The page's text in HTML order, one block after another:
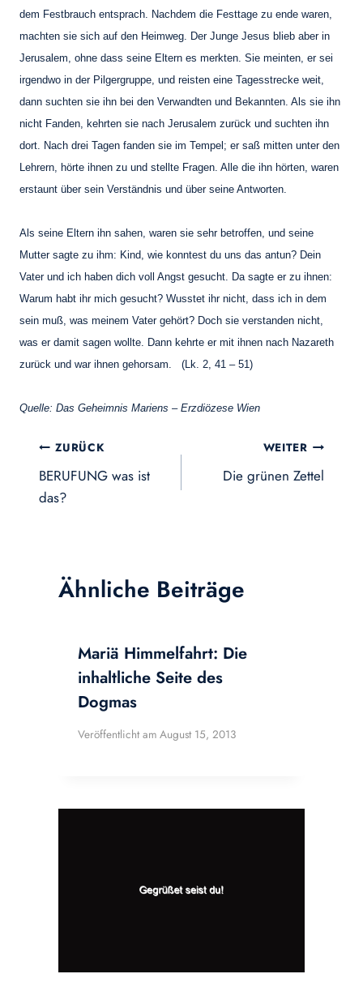
dem Festbrauch entsprach. Nachdem die Festtage zu ende waren,
machten sie sich auf den Heimweg. Der Junge Jesus blieb aber in
Jerusalem, ohne dass seine Eltern es merkten. Sie meinten, er sei
irgendwo in der Pilgergruppe, und reisten eine Tagesstrecke weit,
dann suchten sie ihn bei den Verwandten und Bekannten. Als sie ihn
nicht Fanden, kehrten sie nach Jerusalem zurück und suchten ihn
dort. Nach drei Tagen fanden sie im Tempel; er saß mitten unter den
Lehrern, hörte ihnen zu und stellte Fragen. Alle die ihn hörten, waren
erstaunt über sein Verständnis und über seine Antworten.
Als seine Eltern ihn sahen, waren sie sehr betroffen, und seine
Mutter sagte zu ihm: Kind, wie konntest du uns das antun? Dein
Vater und ich haben dich voll Angst gesucht. Da sagte er zu ihnen:
Warum habt ihr mich gesucht? Wusstet ihr nicht, dass ich in dem
sein muß, was meinem Vater gehört? Doch sie verstanden nicht,
was er damit sagen wollte. Dann kehrte er mit ihnen nach Nazareth
zurück und war ihnen gehorsam. (Lk. 2, 41 – 51)
Quelle: Das Geheimnis Mariens – Erzdiözese Wien
Beitragsnavigation
ZURÜCK
BERUFUNG was ist
das?
WEITER
Die grünen Zettel
Ähnliche Beiträge
Mariä Himmelfahrt: Die
inhaltliche Seite des
Dogmas
Veröffentlicht am August 15, 2013